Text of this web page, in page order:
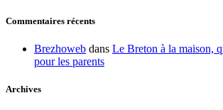
Commentaires récents
Brezhoweb dans Le Breton à la maison,
pour les parents
Archives